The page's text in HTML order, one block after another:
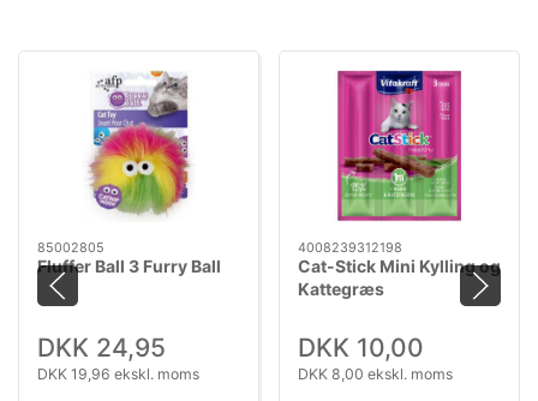
85002805
Fluffer Ball 3 Furry Ball
DKK 24,95
DKK 19,96 ekskl. moms
4008239312198
Cat-Stick Mini Kylling og
Kattegræs
DKK 10,00
DKK 8,00 ekskl. moms